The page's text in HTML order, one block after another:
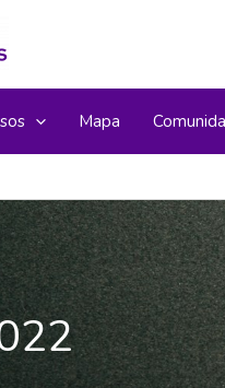
Mapa